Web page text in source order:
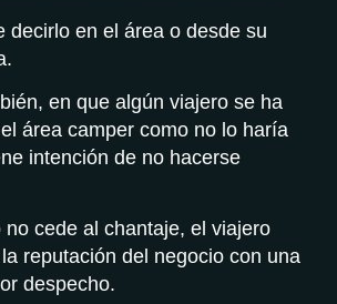
decirlo en el área o desde su
en que algún viajero se ha
área camper como no lo haría
intención de no hacerse
no cede al chantaje, el viajero
reputación del negocio con una
despecho.